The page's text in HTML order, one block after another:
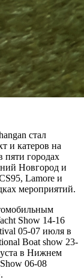
стал
и катеров на
пяти городах
Новгород и
Lamore и
мероприятий.
Show 14-16
05-07 июля в
Boat show 23-
в Нижнем
06-08